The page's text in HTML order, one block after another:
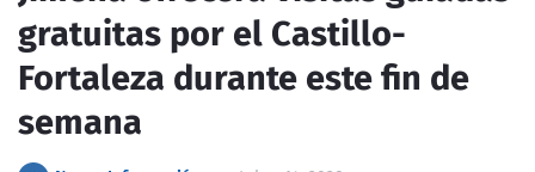
gratuitas por el Castillo-
Fortaleza durante este fin de
semana